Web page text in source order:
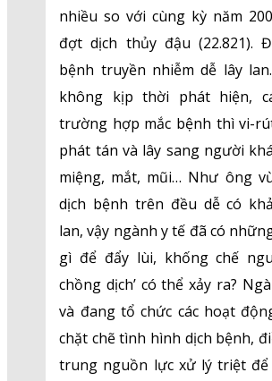
nhiều so với cùng kỳ năm
đợt dịch thủy đậu (22.821).
bệnh truyền nhiễm dễ lây
không kịp thời phát hiện,
trường hợp mắc bệnh thì vi-
phát tán và lây sang người
miệng, mắt, mũi… Như ông
dịch bệnh trên đều dễ có
lan, vậy ngành y tế đã có
gì để đẩy lùi, khống chế
chồng dịch’ có thể xảy ra?
và đang tổ chức các hoạt
chặt chẽ tình hình dịch bệnh,
trung nguồn lực xử lý triệt để